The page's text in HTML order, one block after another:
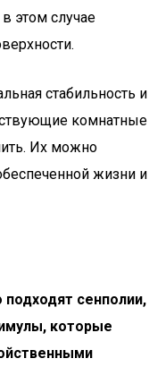
этом случае
стабильность и
комнатные
Их можно
жизни и
сенполии,
которые